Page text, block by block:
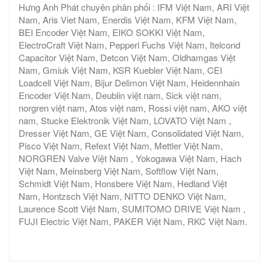
Hưng Anh Phát chuyên phân phối : IFM Việt Nam, ARI Việt
Nam, Aris Viet Nam, Enerdis Việt Nam, KFM Việt Nam,
BEI Encoder Việt Nam, EIKO SOKKI Việt Nam,
ElectroCraft Việt Nam, Pepperl Fuchs Việt Nam, Itelcond
Capacitor Việt Nam, Detcon Việt Nam, Oldhamgas Việt
Nam, Gmiuk Việt Nam, KSR Kuebler Việt Nam, CEI
Loadcell Việt Nam, Bijur Delimon Việt Nam, Heidennhain
Encoder Việt Nam, Deublin việt nam, Sick việt nam,
norgren việt nam, Atos việt nam, Rossi việt nam, AKO việt
nam, Stucke Elektronik Việt Nam, LOVATO Việt Nam ,
Dresser Việt Nam, GE Việt Nam, Consolidated Việt Nam,
Pisco Việt Nam, Refext Việt Nam, Mettler Việt Nam,
NORGREN Valve Việt Nam , Yokogawa Việt Nam, Hach
Việt Nam, Meinsberg Việt Nam, Softflow Việt Nam,
Schmidt Việt Nam, Honsbere Việt Nam, Hedland Việt
Nam, Hontzsch Việt Nam, NITTO DENKO Việt Nam,
Laurence Scott Việt Nam, SUMITOMO DRIVE Việt Nam ,
FUJI Electric Việt Nam, PAKER Việt Nam, RKC Việt Nam.